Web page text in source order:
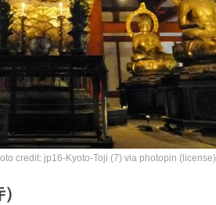
credit: jp16-Kyoto-Toji (7) via photopin (license)